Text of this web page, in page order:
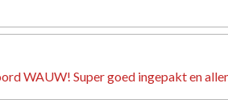
WAUW! Super goed ingepakt en